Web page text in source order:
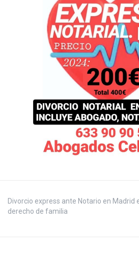
Divorcio express ante Notario en Madrid
derecho de familia